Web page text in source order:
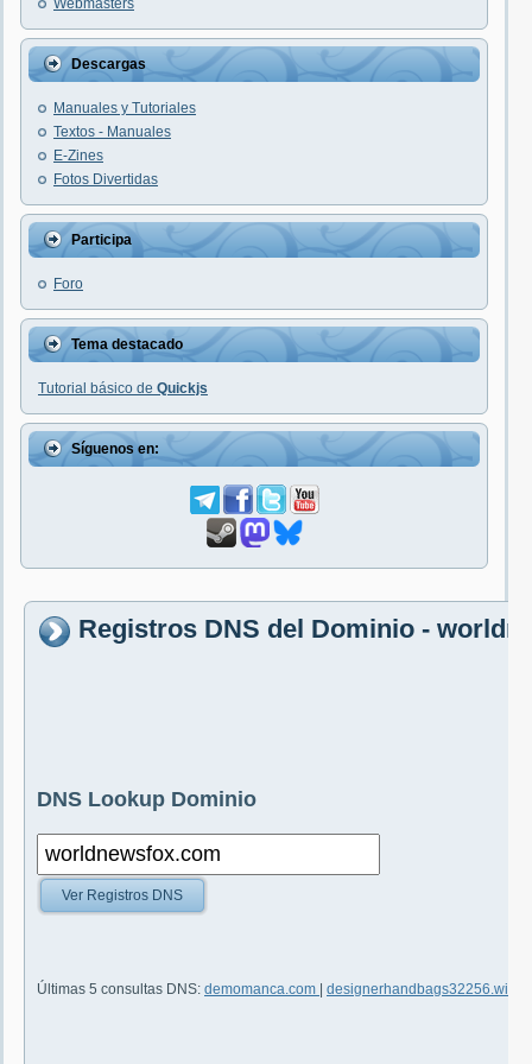
Webmasters
Descargas
Manuales y Tutoriales
Textos - Manuales
E-Zines
Fotos Divertidas
Participa
Foro
Tema destacado
Tutorial básico de Quickjs
Síguenos en:
Registros DNS del Dominio -
DNS Lookup Dominio
Ver Registros DNS
Últimas 5 consultas DNS: demomanca.com